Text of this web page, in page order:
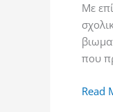
Με
που
Read